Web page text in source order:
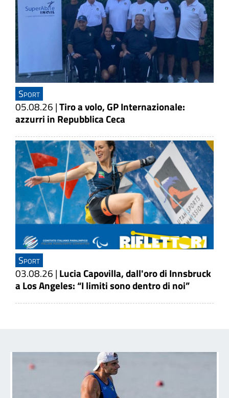
Sport
05.08.26 |Tiro a volo, GP Internazionale:
azzurri in Repubblica Ceca
Sport
03.08.26 | Lucia Capovilla, dall'oro di Innsbruck
a Los Angeles: “I limiti sono dentro di noi”